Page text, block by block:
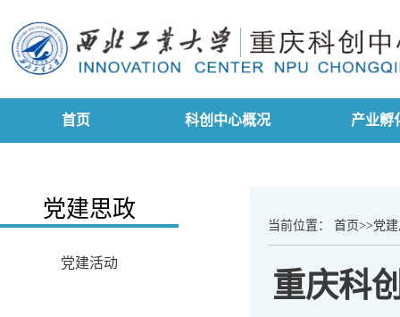
首页 科创中心概况 产业孵
党建思政
党建活动
当前位置： 首页>>党
重庆科